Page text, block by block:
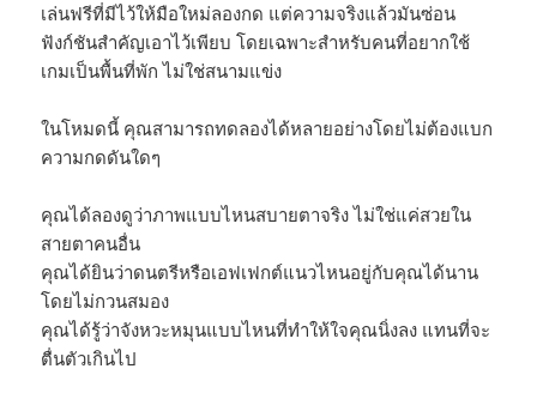
เล่นฟรีที่มีไว้ให้มือใหม่ลองกด แต่ความจริงแล้วมันซ่อน
ฟังก์ชันสำคัญเอาไว้เพียบ โดยเฉพาะสำหรับคนที่อยากใช้
เกมเป็นพื้นที่พัก ไม่ใช่สนามแข่ง
ในโหมดนี้ คุณสามารถทดลองได้หลายอย่างโดยไม่ต้องแบก
ความกดดันใดๆ
คุณได้ลองดูว่าภาพแบบไหนสบายตาจริง ไม่ใช่แค่สวยใน
สายตาคนอื่น
คุณได้ยินว่าดนตรีหรือเอฟเฟกต์แนวไหนอยู่กับคุณได้นาน
โดยไม่กวนสมอง
คุณได้รู้ว่าจังหวะหมุนแบบไหนที่ทำให้ใจคุณนิ่งลง แทนที่จะ
ตื่นตัวเกินไป